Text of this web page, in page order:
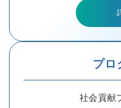
プロ
社会貢献